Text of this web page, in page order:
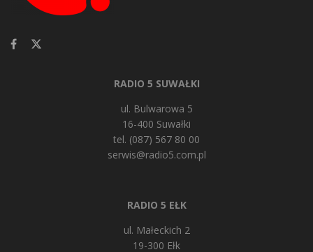
RADIO 5 SUWAŁKI
ul. Bulwarowa 5
16-400 Suwałki
tel. (087) 567 80 00
serwis@radio5.com.pl
RADIO 5 EŁK
ul. Małeckich 2
19-300 Ełk